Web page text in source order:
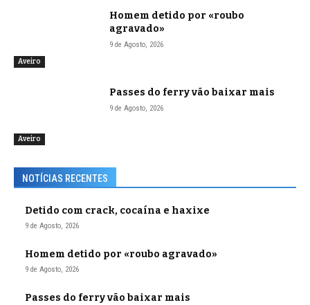
Aveiro
Homem detido por «roubo
agravado»
9 de Agosto, 2026
Aveiro
Passes do ferry vão baixar mais
9 de Agosto, 2026
NOTÍCIAS RECENTES
Detido com crack, cocaína e haxixe
9 de Agosto, 2026
Homem detido por «roubo agravado»
9 de Agosto, 2026
Passes do ferry vão baixar mais